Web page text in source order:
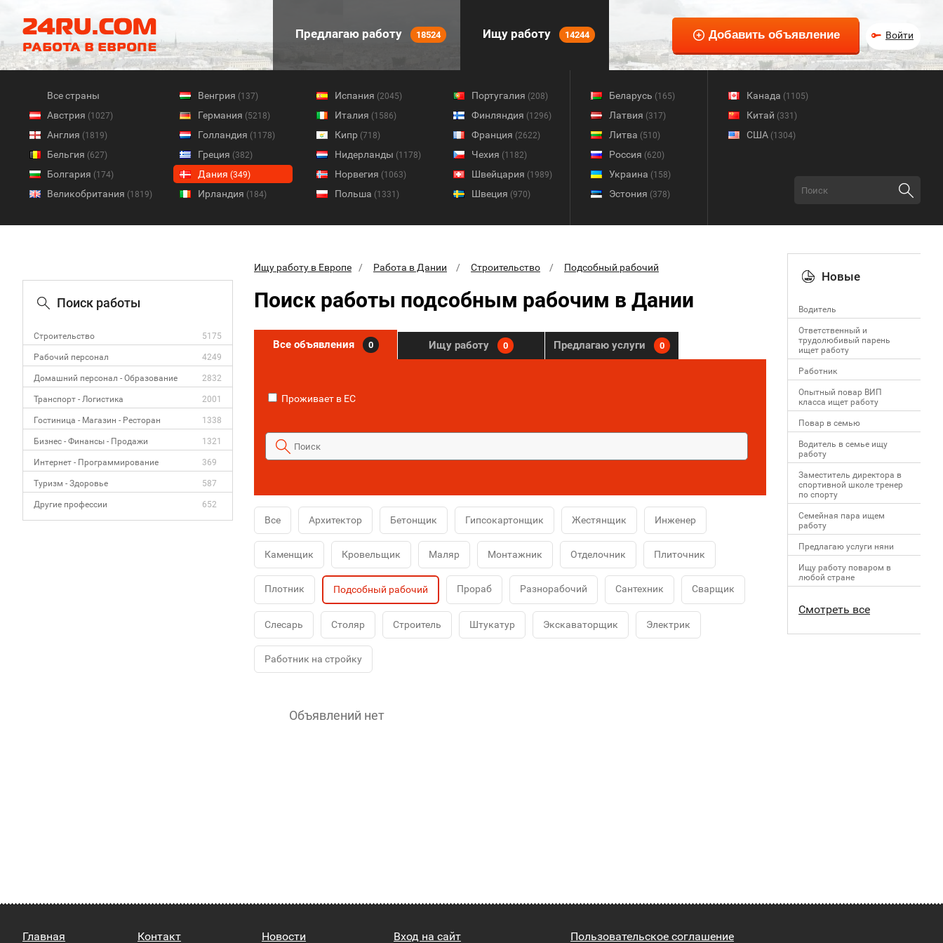
Предлагаю работу 18524 Ищу работу 14244 Войти
Все страны
Австрия (1027)
Англия (1819)
Бельгия (627)
Болгария (174)
Великобритания (1819)
Венгрия (137)
Германия (5218)
Голландия (1178)
Греция (382)
Дания (349)
Ирландия (184)
Испания (2045)
Италия (1586)
Кипр (718)
Нидерланды (1178)
Норвегия (1063)
Польша (1331)
Португалия (208)
Финляндия (1296)
Франция (2622)
Чехия (1182)
Швейцария (1989)
Швеция (970)
Беларусь (165)
Латвия (317)
Литва (510)
Россия (620)
Украина (158)
Эстония (378)
Канада (1105)
Китай (331)
США (1304)
Поиск работы
Строительство 5175
Рабочий персонал 4249
Домашний персонал - Образование 2832
Транспорт - Логистика 2001
Гостиница - Магазин - Ресторан 1338
Бизнес - Финансы - Продажи 1321
Интернет - Программирование 369
Туризм - Здоровье 587
Другие профессии 652
Ищу работу в Европе Работа в Дании Строительство Подсобный рабочий
Поиск работы подсобным рабочим в Дании
Все объявления 0 Ищу работу 0 Предлагаю услуги 0
Проживает в ЕС
Все Архитектор Бетонщик Гипсокартонщик Жестянщик Инженер
Каменщик Кровельщик Маляр Монтажник Отделочник Плиточник
Плотник Подсобный рабочий Прораб Разнорабочий Сантехник Сварщик
Слесарь Столяр Строитель Штукатур Экскаваторщик Электрик
Работник на стройку
Объявлений нет
Новые
Водитель
Ответственный и
трудолюбивый парень
ищет работу
Работник
Опытный повар ВИП
класса ищет работу
Повар в семью
Водитель в семье ищу
работу
Заместитель директора в
спортивной школе тренер
по спорту
Семейная пара ищем
работу
Предлагаю услуги няни
Ищу работу поваром в
любой стране
Смотреть все
Главная Контакт Новости Вход на сайт Пользовательское соглашение